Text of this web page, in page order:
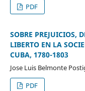
PDF
SOBRE PREJUICIOS,
LIBERTO EN LA
CUBA, 1780-1803
Jose Luis Belmonte
PDF